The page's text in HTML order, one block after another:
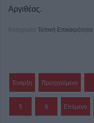
Αργιθέας.
Κατηγορία Τοπική Επικαιρότητα
Έναρξη Προηγούμενο
5 6 Επόμενο